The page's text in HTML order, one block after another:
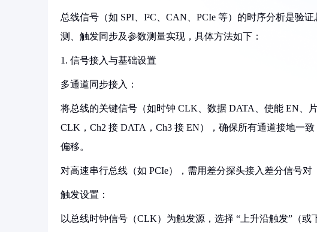
总线信号（如 SPI、I²C、CAN、PCIe 等）的时序分析是验
测、触发同步及参数测量实现，具体方法如下：
1. 信号接入与基础设置
多通道同步接入：
将总线的关键信号（如时钟 CLK、数据 DATA、使能 EN、
CLK，Ch2 接 DATA，Ch3 接 EN），确保所有通道接地一
偏移。
对高速串行总线（如 PCIe），需用差分探头接入差分信号
触发设置：
以总线时钟信号（CLK）为触发源，选择 “上升沿触发”（